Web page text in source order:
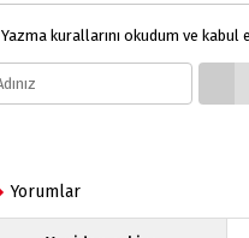
Yazma kurallarını okudum ve kabul
Yorumlar